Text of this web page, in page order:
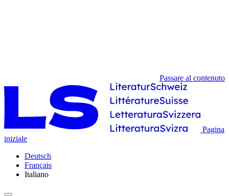
Passare al contenuto
Pagina
iniziale
Deutsch
Français
Italiano